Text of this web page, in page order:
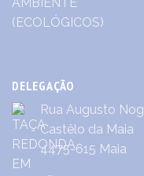
DELEGAÇÃO
Rua Augusto
Castêlo da Maia
4475-615 Maia